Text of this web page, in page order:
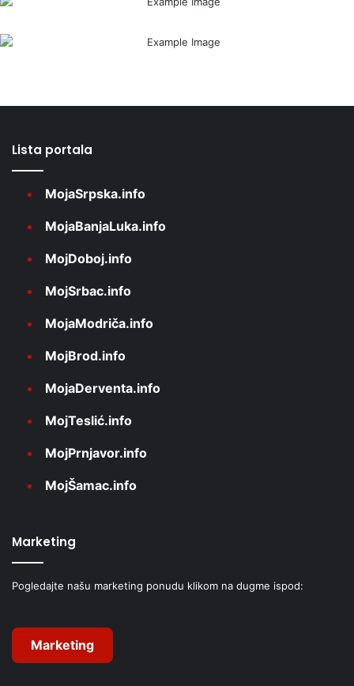
Lista portala
MojaSrpska.info
MojaBanjaLuka.info
MojDoboj.info
MojSrbac.info
MojaModriča.info
MojBrod.info
MojaDerventa.info
MojTeslić.info
MojPrnjavor.info
MojŠamac.info
Marketing
Pogledajte našu marketing ponudu klikom na dugme ispod:
Marketing